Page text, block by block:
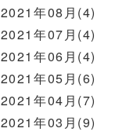
2021年08月(4)
2021年07月(4)
2021年06月(4)
2021年05月(6)
2021年04月(7)
2021年03月(9)